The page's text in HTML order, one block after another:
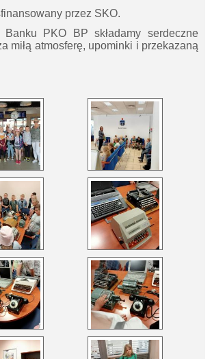
przez SKO.
PKO BP składamy serdeczne
miłą atmosferę, upominki i przekazaną